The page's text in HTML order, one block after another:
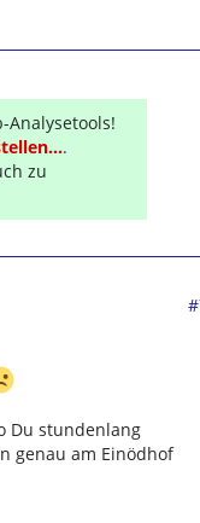
.
zu
Du stundenlang
genau am Einödhof